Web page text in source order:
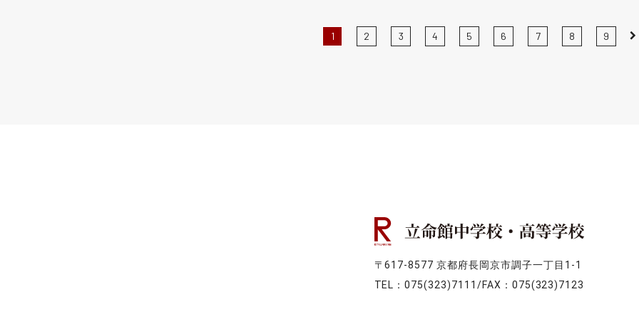
1 2 3 4 5 6 7 8 9
〒617-8577 京都府長岡京市調子一丁目1-1
TEL：075(323)7111/FAX：075(323)7123